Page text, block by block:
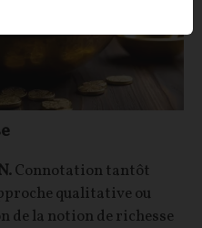
Connotation tantôt
qualitative ou
de la notion de richesse